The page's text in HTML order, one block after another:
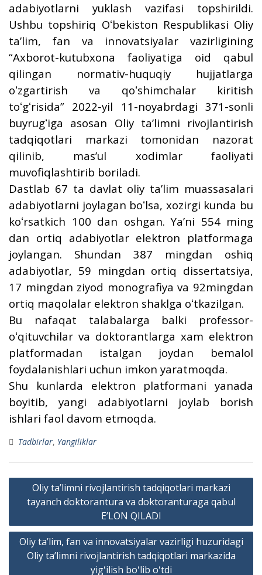
adabiyotlarni yuklash vazifasi topshirildi.
Ushbu topshiriq Oʻbekiston Respublikasi Oliy
taʼlim, fan va innovatsiyalar vazirligining
“Axborot-kutubxona faoliyatiga oid qabul
qilingan normativ-huquqiy hujjatlarga
oʻzgartirish va qoʻshimchalar kiritish
toʻgʻrisida” 2022-yil 11-noyabrdagi 371-sonli
buyrugʻiga asosan Oliy taʼlimni rivojlantirish
tadqiqotlari markazi tomonidan nazorat
qilinib, masʼul xodimlar faoliyati
muvofiqlashtirib boriladi.
Dastlab 67 ta davlat oliy taʼlim muassasalari
adabiyotlarni joylagan boʻlsa, xozirgi kunda bu
koʻrsatkich 100 dan oshgan. Yaʼni 554 ming
dan ortiq adabiyotlar elektron platformaga
joylangan. Shundan 387 mingdan oshiq
adabiyotlar, 59 mingdan ortiq dissertatsiya,
17 mingdan ziyod monografiya va 92mingdan
ortiq maqolalar elektron shaklga oʻtkazilgan.
Bu nafaqat talabalarga balki professor-
oʻqituvchilar va doktorantlarga xam elektron
platformadan istalgan joydan bemalol
foydalanishlari uchun imkon yaratmoqda.
Shu kunlarda elektron platformani yanada
boyitib, yangi adabiyotlarni joylab borish
ishlari faol davom etmoqda.
Tadbirlar, Yangiliklar
Post
menyusi
Oliy taʼlimni rivojlantirish tadqiqotlari markazi
tayanch doktorantura va doktoranturaga qabul
E’LON QILADI
Oliy taʼlim, fan va innovatsiyalar vazirligi huzuridagi
Oliy taʼlimni rivojlantirish tadqiqotlari markazida
yigʻilish boʻlib oʻtdi